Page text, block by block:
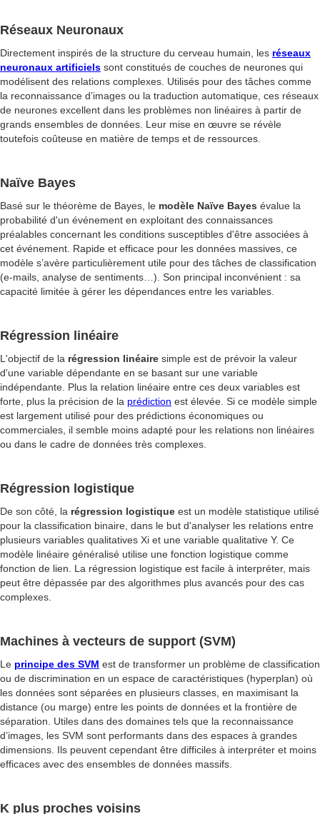
Réseaux Neuronaux
Directement inspirés de la structure du cerveau humain, les réseaux
neuronaux artificiels sont constitués de couches de neurones qui
modélisent des relations complexes. Utilisés pour des tâches comme
la reconnaissance d’images ou la traduction automatique, ces réseaux
de neurones excellent dans les problèmes non linéaires à partir de
grands ensembles de données. Leur mise en œuvre se révèle
toutefois coûteuse en matière de temps et de ressources.
Naïve Bayes
Basé sur le théorème de Bayes, le modèle Naïve Bayes évalue la
probabilité d'un événement en exploitant des connaissances
préalables concernant les conditions susceptibles d'être associées à
cet événement. Rapide et efficace pour les données massives, ce
modèle s’avère particulièrement utile pour des tâches de classification
(e-mails, analyse de sentiments…). Son principal inconvénient : sa
capacité limitée à gérer les dépendances entre les variables.
Régression linéaire
L'objectif de la régression linéaire simple est de prévoir la valeur
d'une variable dépendante en se basant sur une variable
indépendante. Plus la relation linéaire entre ces deux variables est
forte, plus la précision de la prédiction est élevée. Si ce modèle simple
est largement utilisé pour des prédictions économiques ou
commerciales, il semble moins adapté pour les relations non linéaires
ou dans le cadre de données très complexes.
Régression logistique
De son côté, la régression logistique est un modèle statistique utilisé
pour la classification binaire, dans le but d'analyser les relations entre
plusieurs variables qualitatives Xi et une variable qualitative Y. Ce
modèle linéaire généralisé utilise une fonction logistique comme
fonction de lien. La régression logistique est facile à interpréter, mais
peut être dépassée par des algorithmes plus avancés pour des cas
complexes.
Machines à vecteurs de support (SVM)
Le principe des SVM est de transformer un problème de classification
ou de discrimination en un espace de caractéristiques (hyperplan) où
les données sont séparées en plusieurs classes, en maximisant la
distance (ou marge) entre les points de données et la frontière de
séparation. Utiles dans des domaines tels que la reconnaissance
d’images, les SVM sont performants dans des espaces à grandes
dimensions. Ils peuvent cependant être difficiles à interpréter et moins
efficaces avec des ensembles de données massifs.
K plus proches voisins